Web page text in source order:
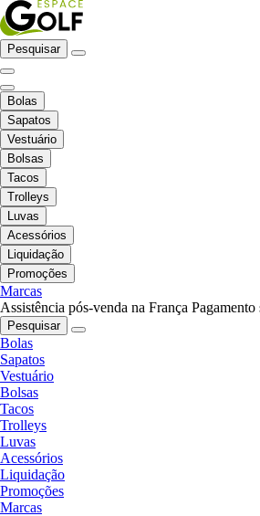
Pesquisar
Bolas
Sapatos
Vestuário
Bolsas
Tacos
Trolleys
Luvas
Acessórios
Liquidação
Promoções
Marcas
Assistência pós-venda na França Pagamento
Pesquisar
Bolas
Sapatos
Vestuário
Bolsas
Tacos
Trolleys
Luvas
Acessórios
Liquidação
Promoções
Marcas